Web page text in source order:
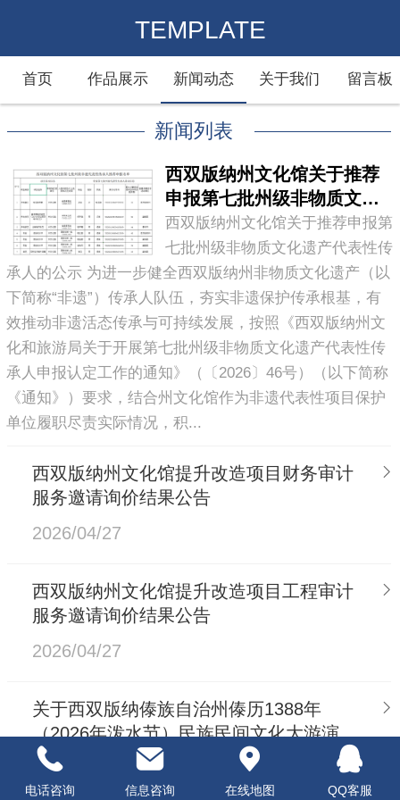
TEMPLATE
首页 作品展示 新闻动态 关于我们 留言板
新闻列表
西双版纳州文化馆关于推荐
申报第七批州级非物质文化
遗产代表性传承人的公示
西双版纳州文化馆关于推荐申报第
七批州级非物质文化遗产代表性传
承人的公示 为进一步健全西双版纳州非物质文化遗产（以
下简称“非遗”）传承人队伍，夯实非遗保护传承根基，有
效推动非遗活态传承与可持续发展，按照《西双版纳州文
化和旅游局关于开展第七批州级非物质文化遗产代表性传
承人申报认定工作的通知》（〔2026〕46号）（以下简称
《通知》）要求，结合州文化馆作为非遗代表性项目保护
单位履职尽责实际情况，积...
西双版纳州文化馆提升改造项目财务审计
服务邀请询价结果公告
2026/04/27
西双版纳州文化馆提升改造项目工程审计
服务邀请询价结果公告
2026/04/27
关于西双版纳傣族自治州傣历1388年
（2026年泼水节）民族民间文化大游演活
动音乐制作项目结果公告
2026/04/07
电话咨询 信息咨询 在线地图 QQ客服